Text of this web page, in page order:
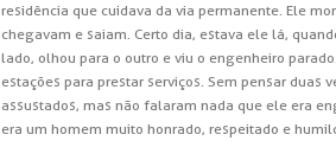
residência que cuidava da via permanente. Ele
chegavam e saiam. Certo dia, estava ele lá,
lado, olhou para o outro e viu o engenheiro
estações para prestar serviços. Sem pensar
assustados, mas não falaram nada que ele era
era um homem muito honrado, respeitado e